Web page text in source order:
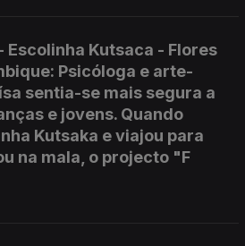
Escolinha Kutsaca - Flores
Psicóloga e arte-
sentia-se mais segura a
e jovens. Quando
Kutsaka e viajou para
na mala, o projecto "F